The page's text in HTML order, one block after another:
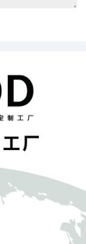
面调整策略：
移至美墨境内，
合作，建立区域
体现，也是全球
与全球贸易的中
是推动供应链升
易环境下保持竞